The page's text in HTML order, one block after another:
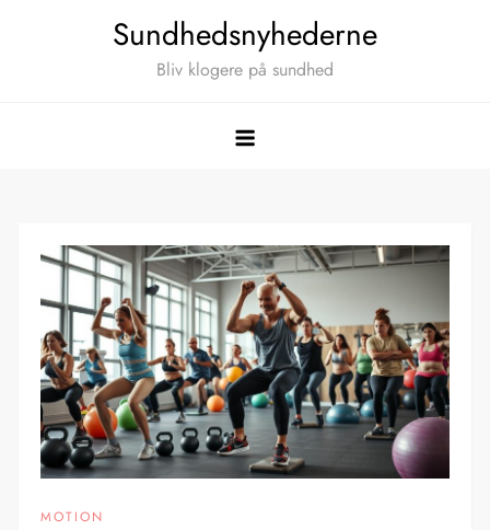
Sundhedsnyhederne
Bliv klogere på sundhed
MOTION